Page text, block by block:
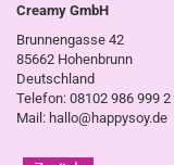
Creamy GmbH
Brunnengasse 42
85662 Hohenbrunn
Deutschland
Telefon: 08102 986 999 2
Mail: hallo@happysoy.de